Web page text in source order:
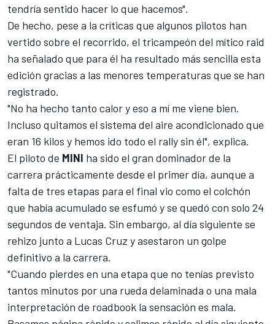
tendría sentido hacer lo que hacemos".
De hecho, pese a la críticas que algunos pilotos han
vertido sobre el recorrido, el tricampeón del mítico raid
ha señalado que para él ha resultado más sencilla esta
edición gracias a las menores temperaturas que se han
registrado.
"No ha hecho tanto calor y eso a mí me viene bien.
Incluso quitamos el sistema del aire acondicionado que
eran 16 kilos y hemos ido todo el rally sin él", explica.
El piloto de MINI ha sido el gran dominador de la
carrera prácticamente desde el primer día, aunque a
falta de tres etapas para el final vio como el colchón
que había acumulado se esfumó y se quedó con solo 24
segundos de ventaja. Sin embargo, al día siguiente se
rehizo junto a Lucas Cruz y asestaron un golpe
definitivo a la carrera.
"Cuando pierdes en una etapa que no tenías previsto
tantos minutos por una rueda delaminada o una mala
interpretación de roadbook la sensación es mala.